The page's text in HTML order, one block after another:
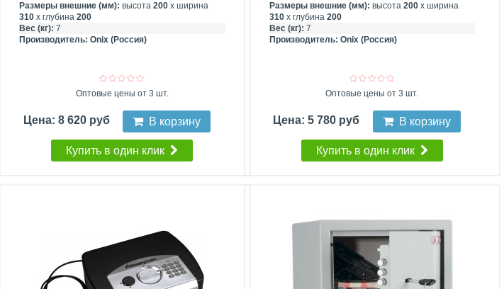
Размеры внешние (мм): высота200 х ширина
310 х глубина200
Вес (кг): 7
Производитель:Onix (Россия)
Оптовые цены от 3 шт.
Цена: 8 620 руб В корзину
Купить в один клик
Размеры внешние (мм): высота 200х ширина
310х глубина 200
Вес (кг): 7
Производитель: Onix (Россия)
Оптовые цены от 3 шт.
Цена: 5 780 руб В корзину
Купить в один клик